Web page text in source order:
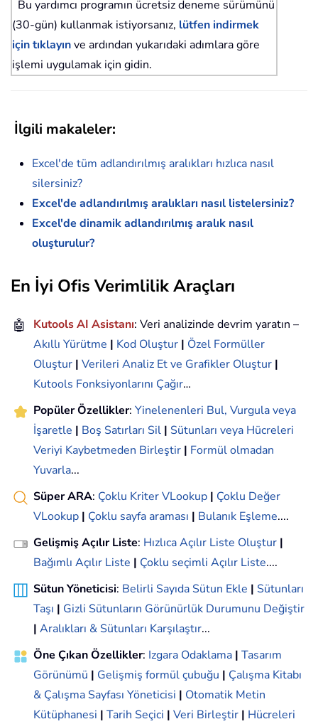
Bu yardımcı programın ücretsiz deneme sürümünü
(30-gün) kullanmak istiyorsanız, lütfen indirmek
için tıklayınve ardından yukarıdaki adımlara göre
işlemi uygulamak için gidin.
İlgili makaleler:
Excel'de tüm adlandırılmış aralıkları hızlıca nasıl
silersiniz?
Excel'de adlandırılmış aralıkları nasıl listelersiniz?
Excel'de dinamik adlandırılmış aralık nasıl
oluşturulur?
En İyi Ofis Verimlilik Araçları
🤖 Kutools AI Asistanı: Veri analizinde devrim yaratın –
Akıllı Yürütme | Kod Oluştur | Özel Formüller
Oluştur | Verileri Analiz Et ve Grafikler Oluştur |
Kutools Fonksiyonlarını Çağır…
Popüler Özellikler: Yinelenenleri Bul, Vurgula veya
İşaretle | Boş Satırları Sil | Sütunları veya Hücreleri
Veriyi Kaybetmeden Birleştir | Formül olmadan
Yuvarla...
Süper ARA: Çoklu Kriter VLookup | Çoklu Değer
VLookup | Çoklu sayfa araması | Bulanık Eşleme....
Gelişmiş Açılır Liste: Hızlıca Açılır Liste Oluştur |
Bağımlı Açılır Liste | Çoklu seçimli Açılır Liste....
Sütun Yöneticisi: Belirli Sayıda Sütun Ekle | Sütunları
Taşı | Gizli Sütunların Görünürlük Durumunu Değiştir
| Aralıkları & Sütunları Karşılaştır...
Öne Çıkan Özellikler: Izgara Odaklama | Tasarım
Görünümü | Gelişmiş formül çubuğu | Çalışma Kitabı
& Çalışma Sayfası Yöneticisi | Otomatik Metin
Kütüphanesi | Tarih Seçici | Veri Birleştir | Hücreleri